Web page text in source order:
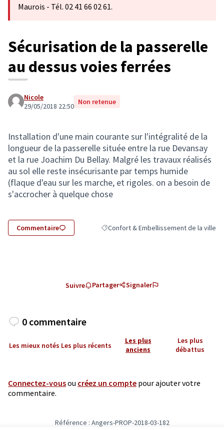
Maurois - Tél. 02 41 66 02 61.
Sécurisation de la passerelle
au dessus voies ferrées
Nicole
29/05/2018 22:50 Non retenue
Installation d'une main courante sur l'intégralité de la
longueur de la passerelle située entre la rue Devansay
et la rue Joachim Du Bellay. Malgré les travaux réalisés
au sol elle reste insécurisante par temps humide
(flaque d'eau sur les marche, et rigoles. on a besoin de
s'accrocher à quelque chose
Commentaire Filtrer les résultats de la catégorie :
Confort & Embellissement de la ville
Suivre Partager Signaler
0 commentaire
Les mieux notés Les plus récents
Les plus
anciens
Les plus
débattus
Connectez-vousou créez un compte pour ajouter votre
commentaire.
Référence : Angers-PROP-2018-03-182